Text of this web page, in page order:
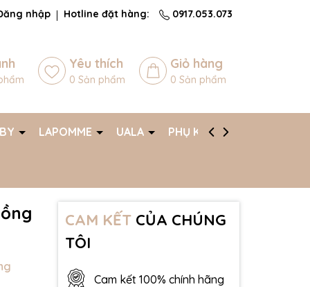
nhập Hotline đặt hàng: 0917.053.073
Yêu thích
0 Sản phẩm
Giỏ hàng
0 Sản phẩm
LAPOMME UALA PHỤ KIỆN
CAM KẾTCỦA CHÚNG
TÔI
Cam kết 100% chính hãng